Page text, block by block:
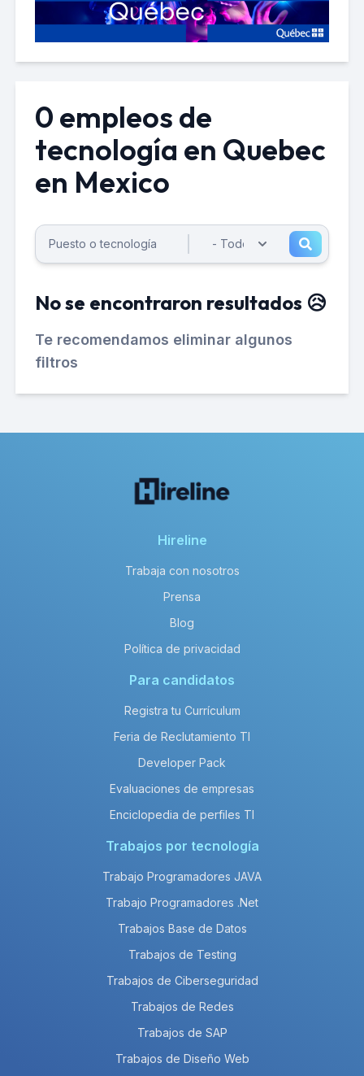
0 empleos de
tecnología en Quebec
en Mexico
No se encontraron resultados 😥
Te recomendamos eliminar algunos
filtros
Hireline
Trabaja con nosotros
Prensa
Blog
Política de privacidad
Para candidatos
Registra tu Currículum
Feria de Reclutamiento TI
Developer Pack
Evaluaciones de empresas
Enciclopedia de perfiles TI
Trabajos por tecnología
Trabajo Programadores JAVA
Trabajo Programadores .Net
Trabajos Base de Datos
Trabajos de Testing
Trabajos de Ciberseguridad
Trabajos de Redes
Trabajos de SAP
Trabajos de Diseño Web